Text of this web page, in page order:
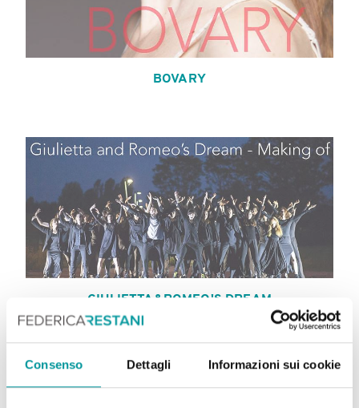
Consenso Dettagli Informazioni sui cookie
BOVARY
GIULIETTA&ROMEO'S DREAM